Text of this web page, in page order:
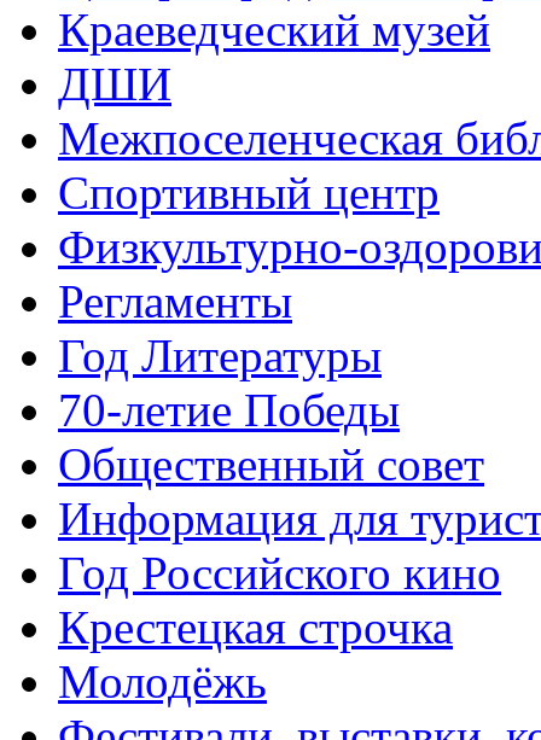
Краеведческий музей
ДШИ
Межпоселенческая
Спортивный центр
Физкультурно-
Регламенты
Год Литературы
70-летие Победы
Общественный совет
Информация для
Год Российского кино
Крестецкая строчка
Молодёжь